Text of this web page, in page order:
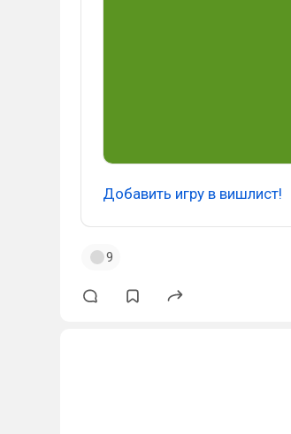
Добавить игру в вишлист!
9